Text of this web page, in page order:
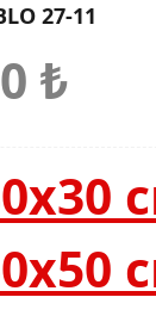
27-11
₺